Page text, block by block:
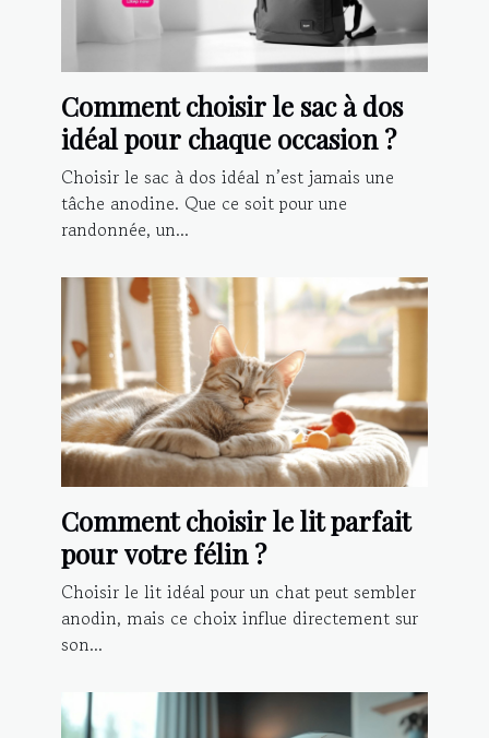
Comment choisir le sac à dos
idéal pour chaque occasion ?
Choisir le sac à dos idéal n’est jamais une
tâche anodine. Que ce soit pour une
randonnée, un...
Comment choisir le lit parfait
pour votre félin ?
Choisir le lit idéal pour un chat peut sembler
anodin, mais ce choix influe directement sur
son...